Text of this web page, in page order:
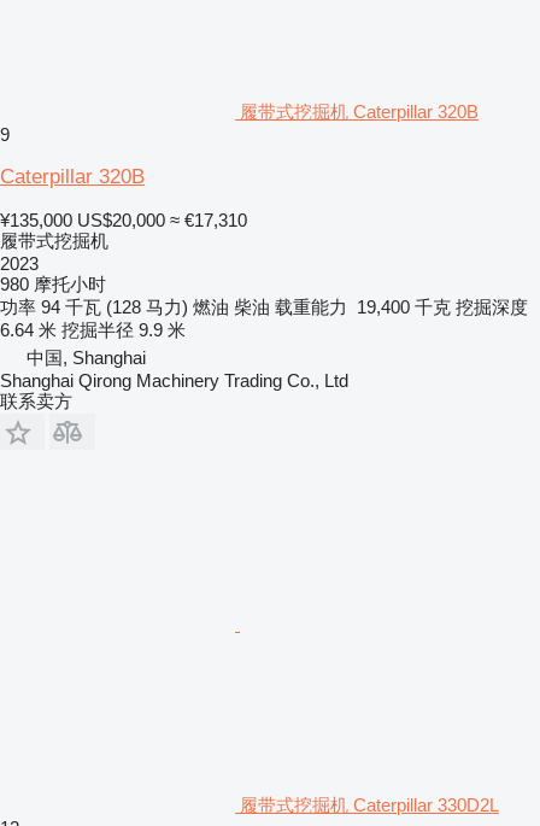
履带式挖掘机 Caterpillar 320B
9
Caterpillar 320B
¥135,000 US$20,000 ≈ €17,310
履带式挖掘机
2023
980 摩托小时
功率 94 千瓦 (128 马力) 燃油 柴油 载重能力 19,400 千克 挖掘深度
6.64 米 挖掘半径 9.9 米
中国, Shanghai
Shanghai Qirong Machinery Trading Co., Ltd
联系卖方
履带式挖掘机 Caterpillar 330D2L